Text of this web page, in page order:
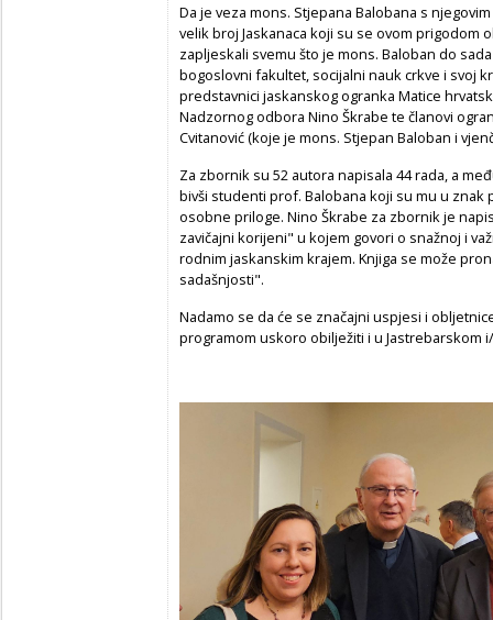
Da je veza mons. Stjepana Balobana s
velik broj Jaskanaca koji su se ovom prigodom
zapljeskali svemu što je mons. Baloban do
bogoslovni fakultet, socijalni nauk crkve i svoj
predstavnici jaskanskog ogranka Matice
Nadzornog odbora Nino Škrabe te članovi
Cvitanović (koje je mons. Stjepan Baloban i
Za zbornik su 52 autora napisala 44 rada, a
bivši studenti prof. Balobana koji su mu u
osobne priloge. Nino Škrabe za zbornik je
zavičajni korijeni" u kojem govori o snažnoj i
rodnim jaskanskim krajem. Knjiga se može
sadašnjosti".
Nadamo se da će se značajni uspjesi i
programom uskoro obilježiti i u Jastrebarskom